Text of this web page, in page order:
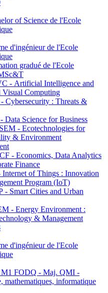
of Science de l'Ecole
d'ingénieur de l'Ecole
gradué de l'Ecole
- Artificial Intelligence and
Visual Computing
Cybersecurity : Threats &
Data Science for Business
- Ecotechnologies for
& Environment
- Economics, Data Analytics
Finance
of Things : Innovation
Program (IoT)
- Smart Cities and Urban
- Energy Environment :
& Management
d'ingénieur de l'Ecole
FODQ - Maj. QMI -
mathematiques, informatique